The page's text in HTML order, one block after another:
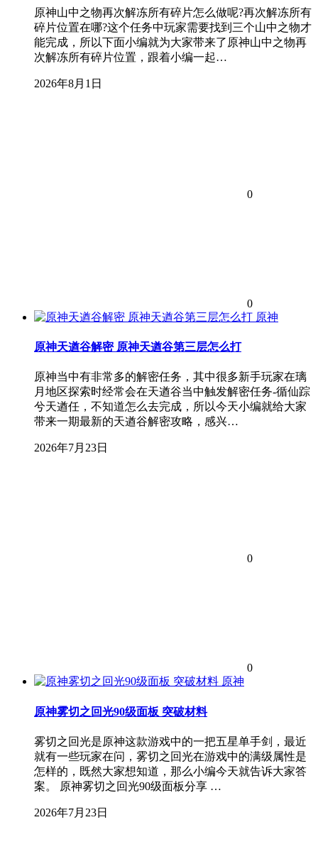
原神山中之物再次解冻所有碎片怎么做呢?再次解冻所有
碎片位置在哪?这个任务中玩家需要找到三个山中之物才
能完成，所以下面小编就为大家带来了原神山中之物再
次解冻所有碎片位置，跟着小编一起…
2026年8月1日
0
0
原神
原神天遒谷解密 原神天遒谷第三层怎么打
原神当中有非常多的解密任务，其中很多新手玩家在璃
月地区探索时经常会在天遒谷当中触发解密任务-循仙踪
兮天遒任，不知道怎么去完成，所以今天小编就给大家
带来一期最新的天遒谷解密攻略，感兴…
2026年7月23日
0
0
原神
原神雾切之回光90级面板 突破材料
雾切之回光是原神这款游戏中的一把五星单手剑，最近
就有一些玩家在问，雾切之回光在游戏中的满级属性是
怎样的，既然大家想知道，那么小编今天就告诉大家答
案。 原神雾切之回光90级面板分享 …
2026年7月23日